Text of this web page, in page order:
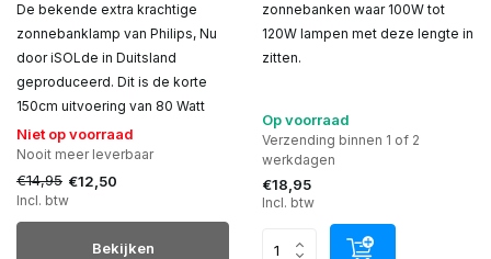
De bekende extra krachtige
zonnebanklamp van Philips, Nu
door iSOLde in Duitsland
geproduceerd. Dit is de korte
150cm uitvoering van 80 Watt
Niet op voorraad
Nooit meer leverbaar
€14,95 €12,50
Incl. btw
Bekijken
zonnebanken waar 100W tot
120W lampen met deze lengte in
zitten.
Op voorraad
Verzending binnen 1 of 2
werkdagen
€18,95
Incl. btw